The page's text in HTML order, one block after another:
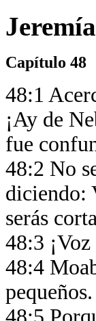
Capítulo 48
48:1
¡Ay de
fue
48:2 No
diciendo:
serás
48:3
48:4
pequeños.